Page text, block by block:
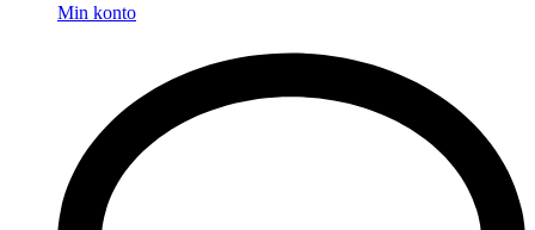
Min konto